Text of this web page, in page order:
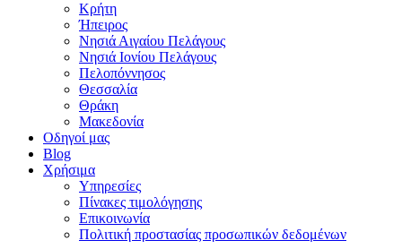
Κρήτη
Ήπειρος
Νησιά Αιγαίου Πελάγους
Νησιά Ιονίου Πελάγους
Πελοπόννησος
Θεσσαλία
Θράκη
Μακεδονία
Οδηγοί μας
Blog
Χρήσιμα
Υπηρεσίες
Πίνακες τιμολόγησης
Επικοινωνία
Πολιτική προστασίας προσωπικών δεδομένων